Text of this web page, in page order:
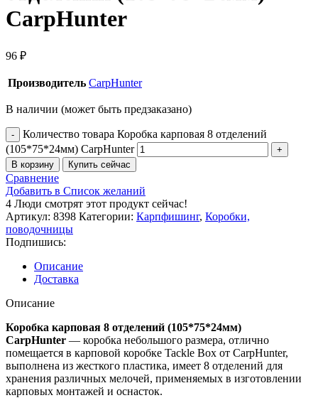
CarpHunter
96 ₽
Производитель CarpHunter
В наличии (может быть предзаказано)
Количество товара Коробка карповая 8 отделений
(105*75*24мм) CarpHunter
В корзину Купить сейчас
Сравнение
Добавить в Список желаний
4 Люди смотрят этот продукт сейчас!
Артикул: 8398 Категории: Карпфишинг, Коробки,
поводочницы
Подпишись:
Описание
Доставка
Описание
Коробка карповая 8 отделений (105*75*24мм)
CarpHunter — коробка небольшого размера, отлично
помещается в карповой коробке Tackle Box от CarpHunter,
выполнена из жесткого пластика, имеет 8 отделений для
хранения различных мелочей, применяемых в изготовлении
карповых монтажей и оснасток.